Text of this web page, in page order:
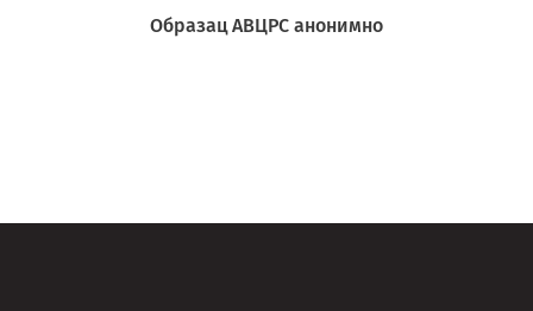
Образац АВЦРС анонимно